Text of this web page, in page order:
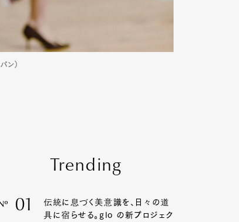
ン）
Trending
01
伝統に息づく美意識を、日々の道
具に宿らせる。glo の新プロジェク